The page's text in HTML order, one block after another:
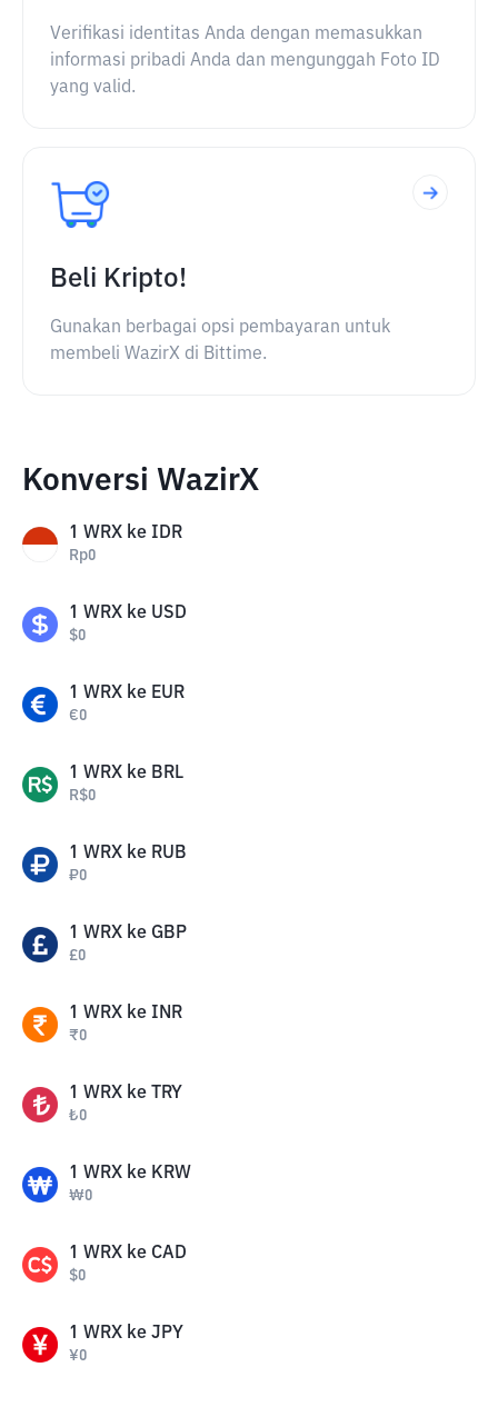
Verifikasi identitas Anda dengan memasukkan
informasi pribadi Anda dan mengunggah Foto ID
yang valid.
Beli Kripto!
Gunakan berbagai opsi pembayaran untuk
membeli WazirX di Bittime.
Konversi WazirX
1 WRX ke IDR
Rp0
1 WRX ke USD
$0
1 WRX ke EUR
€0
1 WRX ke BRL
R$0
1 WRX ke RUB
₽0
1 WRX ke GBP
£0
1 WRX ke INR
₹0
1 WRX ke TRY
₺0
1 WRX ke KRW
₩0
1 WRX ke CAD
$0
1 WRX ke JPY
¥0